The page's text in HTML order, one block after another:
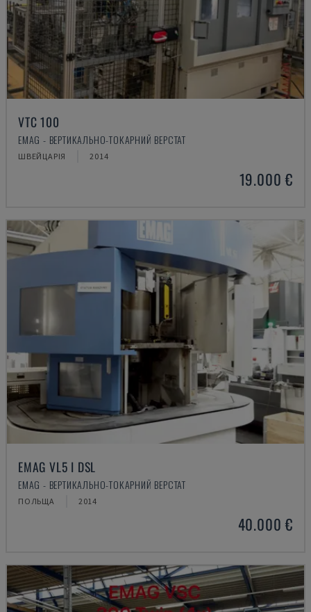
VTC 100
EMAG - ВЕРТИКАЛЬНО-ТОКАРНИЙ ВЕРСТАТ
ШВЕЙЦАРІЯ 2014
19.000 €
EMAG VL5 I DSL
EMAG - ВЕРТИКАЛЬНО-ТОКАРНИЙ ВЕРСТАТ
ПОЛЬЩА 2014
40.000 €